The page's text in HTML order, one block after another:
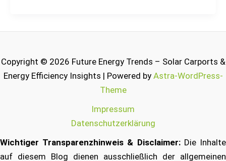
Copyright © 2026 Future Energy Trends – Solar Carports &
Energy Efficiency Insights | Powered by Astra-WordPress-
Theme
Impressum
Datenschutzerklärung
Wichtiger Transparenzhinweis & Disclaimer:Die Inhalte
auf diesem Blog dienen ausschließlich der allgemeinen